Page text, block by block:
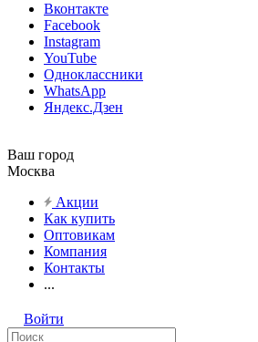
Вконтакте
Facebook
Instagram
YouTube
Одноклассники
WhatsApp
Яндекс.Дзен
Ваш город
Москва
Акции
Как купить
Оптовикам
Компания
Контакты
...
Войти